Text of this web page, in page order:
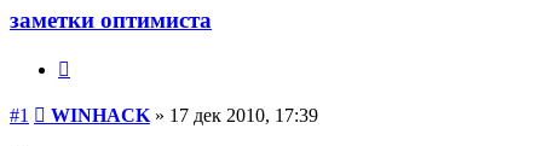
заметки оптимиста
#1 Сообщение
WINHACK » 17 дек 2010, 17:39